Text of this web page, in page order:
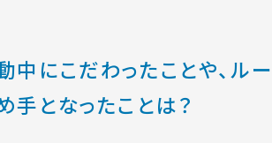
中にこだわったことや、ル
手となったことは？